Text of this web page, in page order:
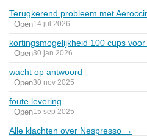
Terugkerend probleem met
Open14 jul 2026
kortingsmogelijkheid 100 cups voor
Open30 jan 2026
wacht op antwoord
Open30 nov 2025
foute levering
Open15 sep 2025
Alle klachten over Nespresso →